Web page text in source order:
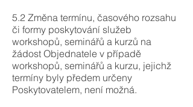
5.2 Změna termínu, časového rozsahu
či formy poskytování služeb
workshopů, seminářů a kurzů na
žádost Objednatele v případě
workshopů, seminářů a kurzu, jejichž
termíny byly předem určeny
Poskytovatelem, není možná.